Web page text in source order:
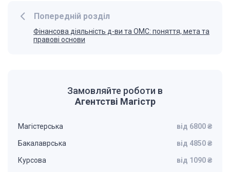
Попередній розділ
Фінансова діяльність д-ви та ОМС: поняття, мета та
правові основи
Замовляйте роботи в
Агентстві Магістр
Магістерська від 6800 ₴
Бакалаврська від 4850 ₴
Курсова від 1090 ₴